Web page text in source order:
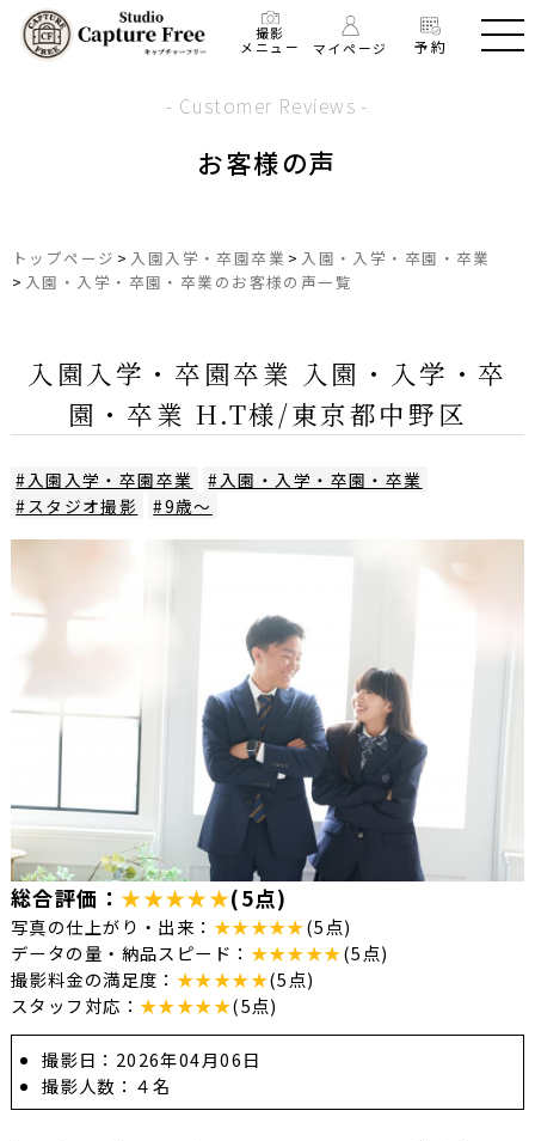
予約
マイページ
撮影
メニュー
- Customer Reviews -
お客様の声
トップページ > 入園入学・卒園卒業 > 入園・入学・卒園・卒業
> 入園・入学・卒園・卒業のお客様の声一覧
入園入学・卒園卒業 入園・入学・卒
園・卒業 H.T様/東京都中野区
#入園入学・卒園卒業
#入園・入学・卒園・卒業
#スタジオ撮影
#9歳～
総合評価： ★★★★★(5点)
写真の仕上がり・出来： ★★★★★(5点)
データの量・納品スピード： ★★★★★(5点)
撮影料金の満足度： ★★★★★(5点)
スタッフ対応： ★★★★★(5点)
撮影日：2026年04月06日
撮影人数：４名